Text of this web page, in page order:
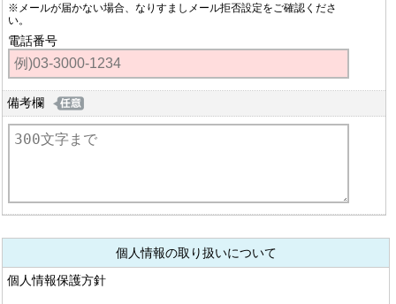
※メールが届かない場合、なりすましメール拒否設定をご確認くださ
い。
電話番号
備考欄
個人情報の取り扱いについて
個人情報保護方針